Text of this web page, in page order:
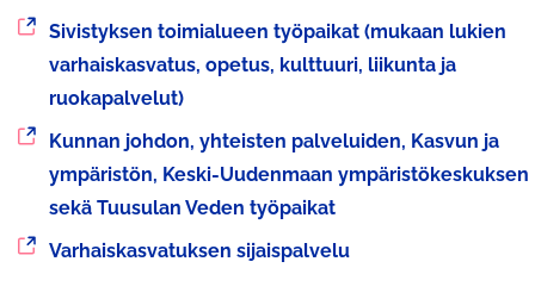
Siirryt
toiseen
palveluun
Sivistyksen toimialueen työpaikat (mukaan lukien
varhaiskasvatus, opetus, kulttuuri, liikunta ja
ruokapalvelut)
Siirryt
toiseen
palveluun
Kunnan johdon, yhteisten palveluiden, Kasvun ja
ympäristön, Keski-Uudenmaan ympäristökeskuksen
sekä Tuusulan Veden työpaikat
SiirrytVarhaiskasvatuksen sijaispalvelu